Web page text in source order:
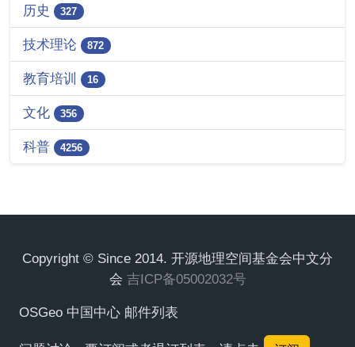
历史 327
技术理论 872
教育培训 16
文化 356
科普 4256
Copyright © Since 2014. 开源地理空间基金会中文分
会 吉ICP备05002032号
OSGeo 中国中心 邮件列表